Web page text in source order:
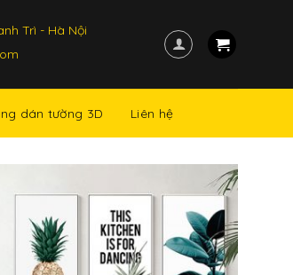
Trì - Hà Nội
dán tường 3D Liên hệ